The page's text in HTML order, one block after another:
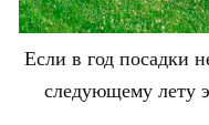
Если в год посадки
следующему лету